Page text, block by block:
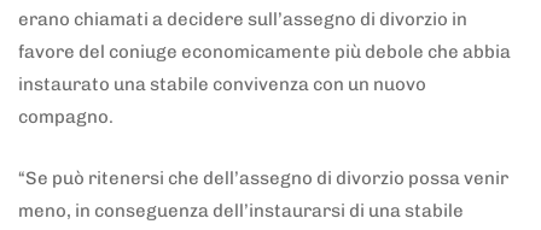
erano chiamati a decidere sull’assegno di divorzio in
favore del coniuge economicamente più debole che abbia
instaurato una stabile convivenza con un nuovo
compagno.
“Se può ritenersi che dell’assegno di divorzio possa venir
meno, in conseguenza dell’instaurarsi di una stabile